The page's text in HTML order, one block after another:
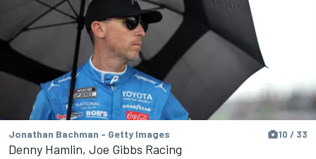
Jonathan Bachman - Getty Images 10 / 33
Denny Hamlin, Joe Gibbs Racing